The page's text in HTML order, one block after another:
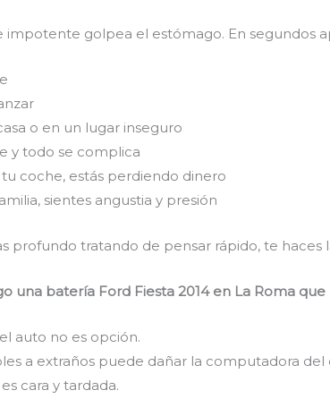
impotente golpea el estómago. En segundos
o en un lugar inseguro
y todo se complica
tu coche, estás perdiendo dinero
sientes angustia y presión
profundo tratando de pensar rápido, te
una batería Ford Fiesta 2014 en La Roma
auto no es opción.
a extraños puede dañar la computadora del
cara y tardada.